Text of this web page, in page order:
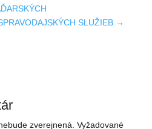
SLUŽIEB→
zverejnená. Vyžadované